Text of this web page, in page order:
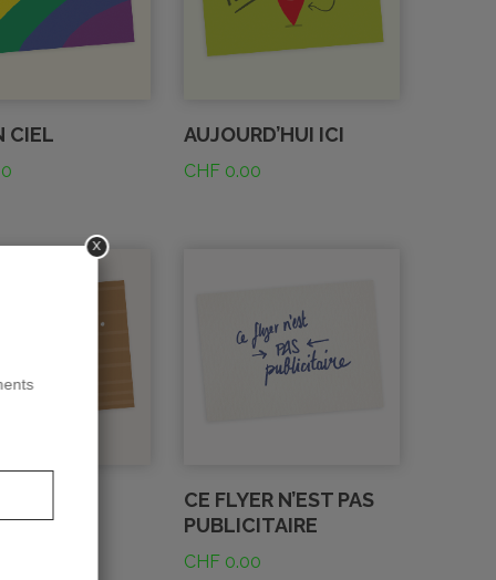
CIEL AUJOURD’HUI ICI
CHF 0.00
CE FLYER N’EST PAS
PUBLICITAIRE
CHF 0.00
x